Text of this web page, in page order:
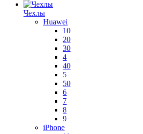
Чехлы
Huawei
10
20
30
4
40
5
50
6
7
8
9
iPhone